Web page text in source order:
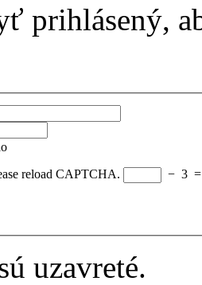
prihlásený,
reload CAPTCHA.
− 3
uzavreté.